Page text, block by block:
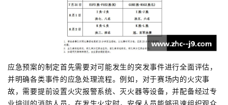
应急预案的制定首先需要对可能发生的突发事件进行全面评估，
并明确各类事件的应急处理流程。例如，对于赛场内的火灾事
故，需要提前设置火灾报警系统、灭火器等设备，并配备经过专
业培训的消防人员。在发生火灾时，安保人员能够迅速组织观众